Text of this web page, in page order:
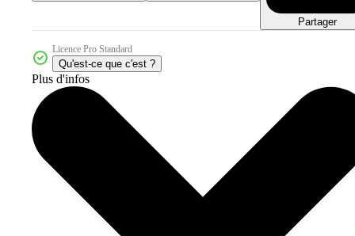
Partager
Licence Pro Standard
Qu'est-ce que c'est ?
Plus d'infos